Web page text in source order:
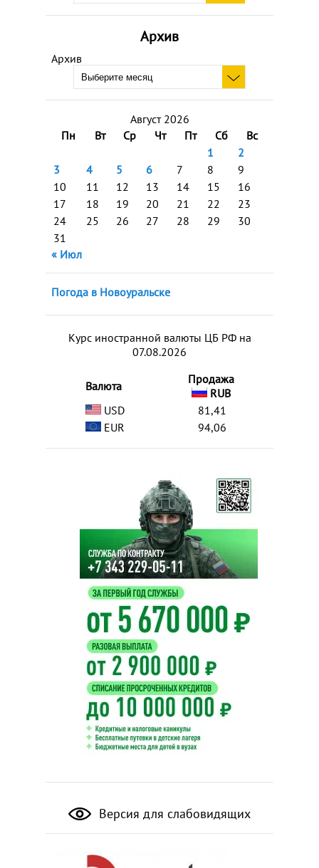
Архив
Архив
Август 2026
Пн
Вт Ср Чт Пт Сб
Вс
1
2
3
4 5 6 7 8
9
10
11 12 13 14 15
16
17
18 19 20 21 22
23
24
25 26 27 28 29
30
31
« Июл
Погода в Новоуральске
Курс иностранной валюты ЦБ РФ на
07.08.2026
Валюта
Продажа
RUB
USD
81,41
EUR
94,06
Версия для слабовидящих